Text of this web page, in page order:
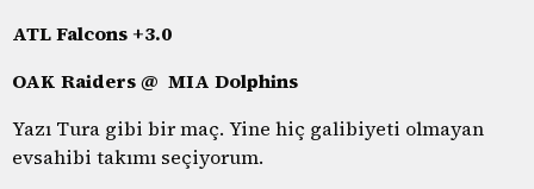
ATL Falcons +3.0
OAK Raiders @ MIA Dolphins
Yazı Tura gibi bir maç. Yine hiç galibiyeti olmayan
evsahibi takımı seçiyorum.